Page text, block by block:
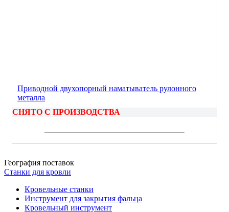
Приводной двухопорный наматыватель рулонного
металла
СНЯТО С ПРОИЗВОДСТВА
География поставок
Станки для кровли
Кровельные станки
Инструмент для закрытия фальца
Кровельный инструмент